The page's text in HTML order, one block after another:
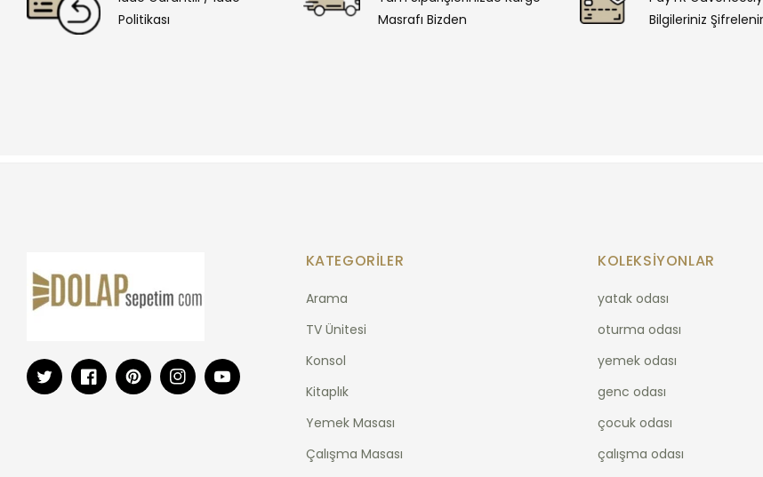
Politikası
Masrafı Bizden
Bilgileriniz Şifrelenir
TwitterFacebookPinterestInstagramYouTube
KATEGORILER
Arama
TV Ünitesi
Konsol
Kitaplık
Yemek Masası
Çalışma Masası
KOLEKSIYONLAR
yatak odası
oturma odası
yemek odası
genc odası
çocuk odası
çalışma odası